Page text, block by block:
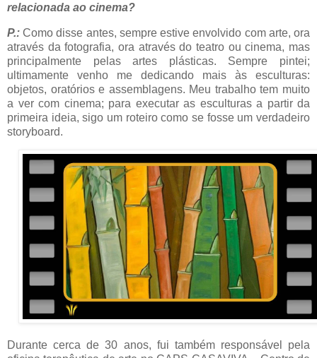
relacionada ao cinema?
P.:Como disse antes, sempre estive envolvido com arte, ora
através da fotografia, ora através do teatro ou cinema, mas
principalmente pelas artes plásticas. Sempre pintei;
ultimamente venho me dedicando mais às esculturas:
objetos, oratórios e assemblagens. Meu trabalho tem muito
a ver com cinema; para executar as esculturas a partir da
primeira ideia, sigo um roteiro como se fosse um verdadeiro
storyboard.
Durante cerca de 30 anos, fui também responsável pela